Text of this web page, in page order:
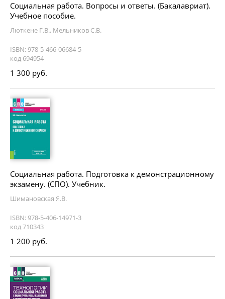
Социальная работа. Вопросы и ответы. (Бакалавриат).
Учебное пособие.
Люткене Г.В., Мельников С.В.
ISBN: 978-5-466-06684-5
код 694954
1 300 руб.
Социальная работа. Подготовка к демонстрационному
экзамену. (СПО). Учебник.
Шимановская Я.В.
ISBN: 978-5-406-14971-3
код 710343
1 200 руб.